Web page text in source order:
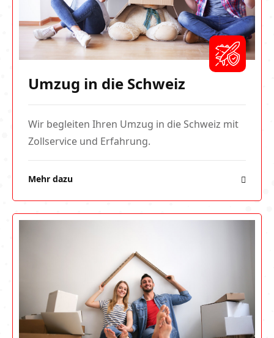
Umzug in die Schweiz
Wir begleiten Ihren Umzug in die Schweiz mit
Zollservice und Erfahrung.
Mehr dazu